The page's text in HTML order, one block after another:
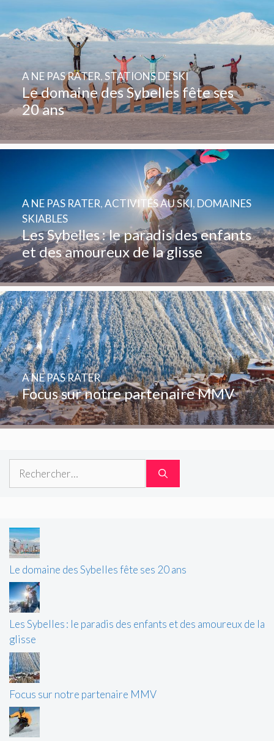
Le domaine des Sybelles fête ses
20 ans
A NE PAS RATER,STATIONS DE SKI
Les Sybelles : le paradis des enfants
et des amoureux de la glisse
A NE PAS RATER,ACTIVITÉS AU SKI, DOMAINES
SKIABLES
Focus sur notre partenaire MMV
A NE PAS RATER
Le domaine des Sybelles fête ses 20 ans
Les Sybelles : le paradis des enfants et des amoureux de la
glisse
Focus sur notre partenaire MMV